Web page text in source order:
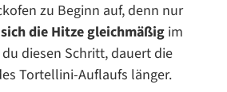
zu Beginn auf, denn nur
die Hitze gleichmäßig im
du diesen Schritt, dauert die
Tortellini-Auflaufs länger.